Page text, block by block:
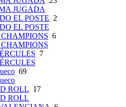
JUGADA
EL POSTE 2
EL POSTE
6
7
69
ROLL 17
ROLL